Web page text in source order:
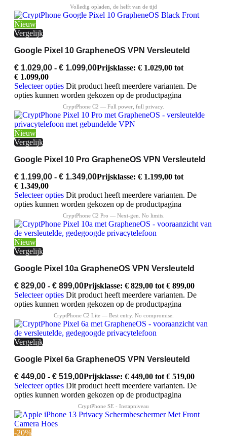
Nieuw
Vergelijk
Google Pixel 10 GrapheneOS VPN Versleuteld
€ 1.029,00 - € 1.099,00Prijsklasse: € 1.029,00 tot
€ 1.099,00
Selecteer opties Dit product heeft meerdere varianten. De
opties kunnen worden gekozen op de productpagina
Nieuw
Vergelijk
Google Pixel 10 Pro GrapheneOS VPN Versleuteld
€ 1.199,00 - € 1.349,00Prijsklasse: € 1.199,00 tot
€ 1.349,00
Selecteer opties Dit product heeft meerdere varianten. De
opties kunnen worden gekozen op de productpagina
Nieuw
Vergelijk
Google Pixel 10a GrapheneOS VPN Versleuteld
€ 829,00 - € 899,00Prijsklasse: € 829,00 tot € 899,00
Selecteer opties Dit product heeft meerdere varianten. De
opties kunnen worden gekozen op de productpagina
Vergelijk
Google Pixel 6a GrapheneOS VPN Versleuteld
€ 449,00 - € 519,00Prijsklasse: € 449,00 tot € 519,00
Selecteer opties Dit product heeft meerdere varianten. De
opties kunnen worden gekozen op de productpagina
-20%